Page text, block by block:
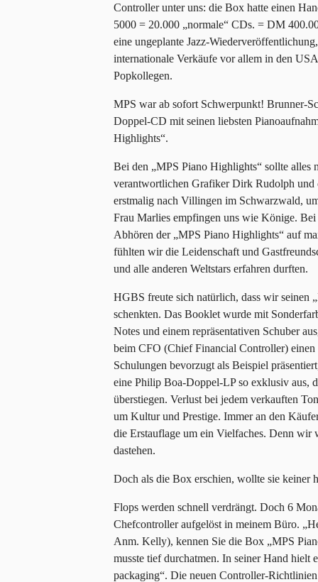
Controller unter uns: die Box hatte einen
5000 = 20.000 „normale“ CDs. = DM
eine ungeplante Jazz-
internationale Verkäufe vor allem in den
Popkollegen.
MPS war ab sofort Schwerpunkt! Brunner-
Doppel-CD mit seinen liebsten
Highlights“.
Bei den „MPS Piano Highlights“ sollte
verantwortlichen Grafiker Dirk Rudolph
erstmalig nach Villingen im Schwarzwald,
Frau Marlies empfingen uns wie Könige.
Abhören der „MPS Piano Highlights“ auf
fühlten wir die Leidenschaft und
und alle anderen Weltstars erfahren durften.
HGBS freute sich natürlich, dass wir seinen
schenkten. Das Booklet wurde mit
Notes und einem repräsentativen Schuber
beim CFO (Chief Financial Controller)
Schulungen bevorzugt als Beispiel
eine Philip Boa-Doppel-LP so exklusiv aus,
überstiegen. Verlust bei jedem verkauften
um Kultur und Prestige. Immer an den
die Erstauflage um ein Vielfaches. Denn
dastehen.
Doch als die Box erschien, wollte sie keiner
Flops werden schnell verdrängt. Doch 6
Chefcontroller aufgelöst in meinem Büro.
Anm. Kelly), kennen Sie die Box „MPS
musste tief durchatmen. In seiner Hand hielt
packaging“. Die neuen Controller-